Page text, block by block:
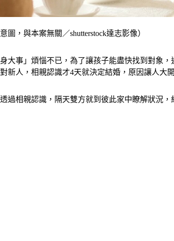
，與本案無關／shutterstock達志影像）
大事」煩惱不已，為了讓孩子能盡快找到對象
新人，相親認識才4天就決定結婚，原因讓人大
過相親認識，隔天雙方就到彼此家中瞭解狀況